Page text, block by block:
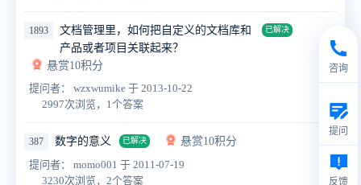
1893
文档管理里，如何把自定义的文档库和
产品或者项目关联起来？
已解决
悬赏10积分
提问者： wzxwumike 于 2013-10-22
2997次浏览，1个答案
387 数字的意义 已解决
悬赏10积分
提问者： momo001 于 2011-07-19
3230次浏览，2个答案
咨询
提问
反馈